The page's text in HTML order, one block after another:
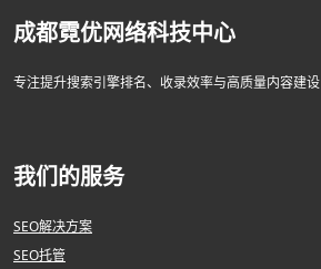
成都霓优网络科技中心
专注提升搜索引擎排名、收录效率与高质量内容建设
我们的服务
SEO解决方案
SEO托管